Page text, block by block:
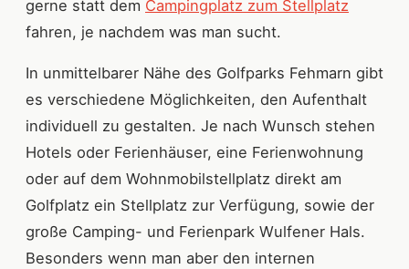
gerne statt dem Campingplatz zum Stellplatz
fahren, je nachdem was man sucht.
In unmittelbarer Nähe des Golfparks Fehmarn gibt
es verschiedene Möglichkeiten, den Aufenthalt
individuell zu gestalten. Je nach Wunsch stehen
Hotels oder Ferienhäuser, eine Ferienwohnung
oder auf dem Wohnmobilstellplatz direkt am
Golfplatz ein Stellplatz zur Verfügung, sowie der
große Camping- und Ferienpark Wulfener Hals.
Besonders wenn man aber den internen